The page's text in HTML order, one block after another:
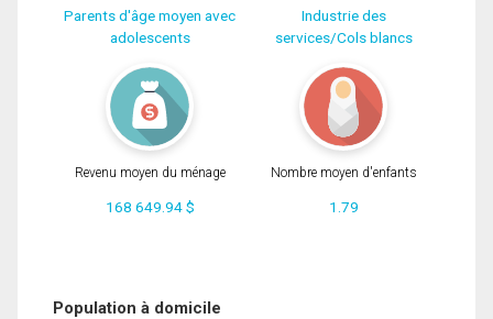
Parents d'âge moyen avec
adolescents
Industrie des
services/Cols blancs
Revenu moyen du ménage
168 649.94 $
Nombre moyen d'enfants
1.79
Population à domicile